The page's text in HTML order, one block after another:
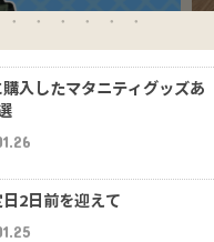
入したマタニティグッズあ
2日前を迎えて